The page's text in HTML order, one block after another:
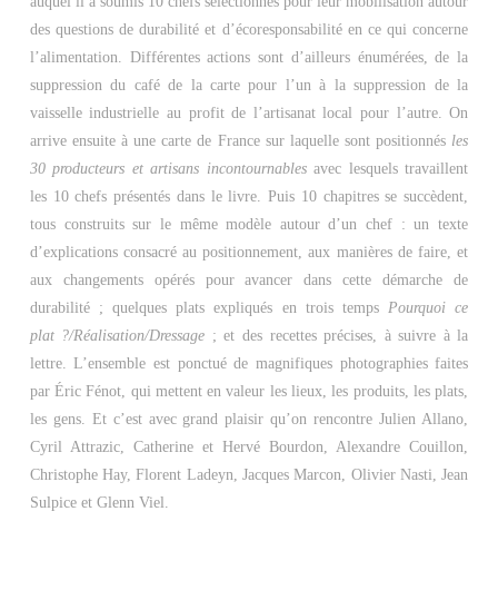
des questions de durabilité et d’écoresponsabilité en ce qui concerne
l’alimentation. Différentes actions sont d’ailleurs énumérées, de la
suppression du café de la carte pour l’un à la suppression de la
vaisselle industrielle au profit de l’artisanat local pour l’autre. On
arrive ensuite à une carte de France sur laquelle sont positionnés les
30 producteurs et artisans incontournablesavec lesquels travaillent
les 10 chefs présentés dans le livre. Puis 10 chapitres se succèdent,
tous construits sur le même modèle autour d’un chef : un texte
d’explications consacré au positionnement, aux manières de faire, et
aux changements opérés pour avancer dans cette démarche de
durabilité ; quelques plats expliqués en trois temps Pourquoi ce
plat ?/Réalisation/Dressage ; et des recettes précises, à suivre à la
lettre. L’ensemble est ponctué de magnifiques photographies faites
par Éric Fénot, qui mettent en valeur les lieux, les produits, les plats,
les gens. Et c’est avec grand plaisir qu’on rencontre Julien Allano,
Cyril Attrazic, Catherine et Hervé Bourdon, Alexandre Couillon,
Christophe Hay, Florent Ladeyn, Jacques Marcon, Olivier Nasti, Jean
Sulpice et Glenn Viel.